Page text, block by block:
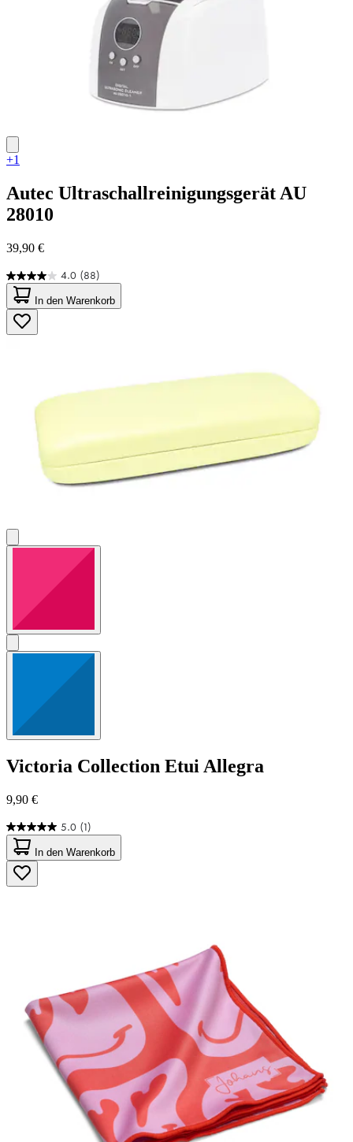
+1
Autec Ultraschallreinigungsgerät AU
28010
39,90 €
4.0 (88)
4.0
von
5
Sternen.
88
In den Warenkorb
Victoria Collection Etui Allegra
9,90 €
5.0 (1)
5.0
von
5
Sternen.
1
In den Warenkorb